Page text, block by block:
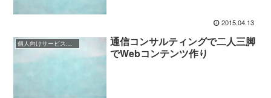
2015.04.13
個人向けサービス業様（BtoC）のご相談事例
通信コンサルティングで二人三脚
でWebコンテンツ作り